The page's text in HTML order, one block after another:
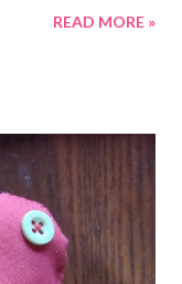
READ MORE »